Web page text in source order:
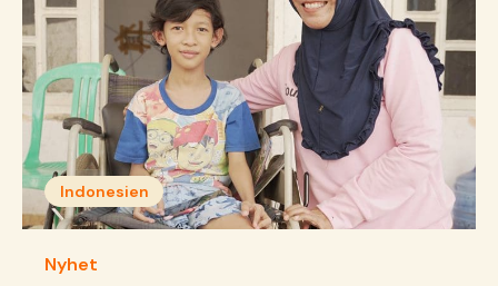
href="https://sos-barnbyar.se/att-ga-till-skolan-
ar-laskigt-for-risken-ar-stor-att-man-blir-
valdtagen-pa-vagen/">Continued</a>
Indonesien
Nyhet